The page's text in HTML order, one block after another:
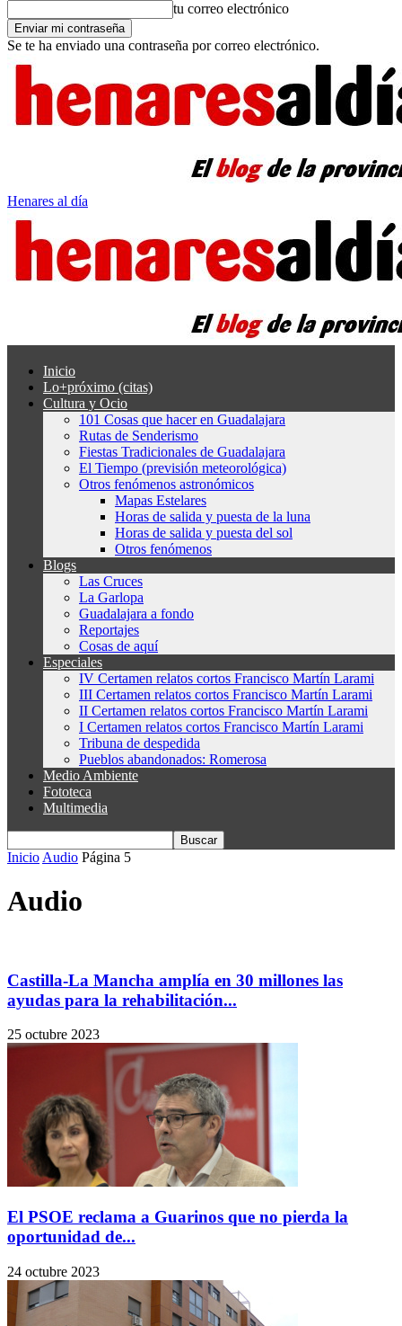
tu correo electrónico
Se te ha enviado una contraseña por correo electrónico.
Henares al día
Inicio
Lo+próximo (citas)
Cultura y Ocio
101 Cosas que hacer en Guadalajara
Rutas de Senderismo
Fiestas Tradicionales de Guadalajara
El Tiempo (previsión meteorológica)
Otros fenómenos astronómicos
Mapas Estelares
Horas de salida y puesta de la luna
Horas de salida y puesta del sol
Otros fenómenos
Blogs
Las Cruces
La Garlopa
Guadalajara a fondo
Reportajes
Cosas de aquí
Especiales
IV Certamen relatos cortos Francisco Martín Larami
III Certamen relatos cortos Francisco Martín Larami
II Certamen relatos cortos Francisco Martín Larami
I Certamen relatos cortos Francisco Martín Larami
Tribuna de despedida
Pueblos abandonados: Romerosa
Medio Ambiente
Fototeca
Multimedia
Inicio Audio Página 5
Audio
Castilla-La Mancha amplía en 30 millones las
ayudas para la rehabilitación...
25 octubre 2023
El PSOE reclama a Guarinos que no pierda la
oportunidad de...
24 octubre 2023